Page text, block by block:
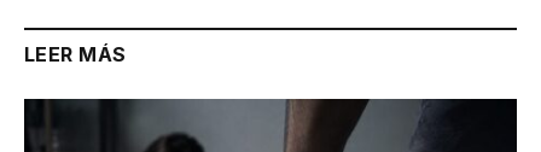
LEER MÁS